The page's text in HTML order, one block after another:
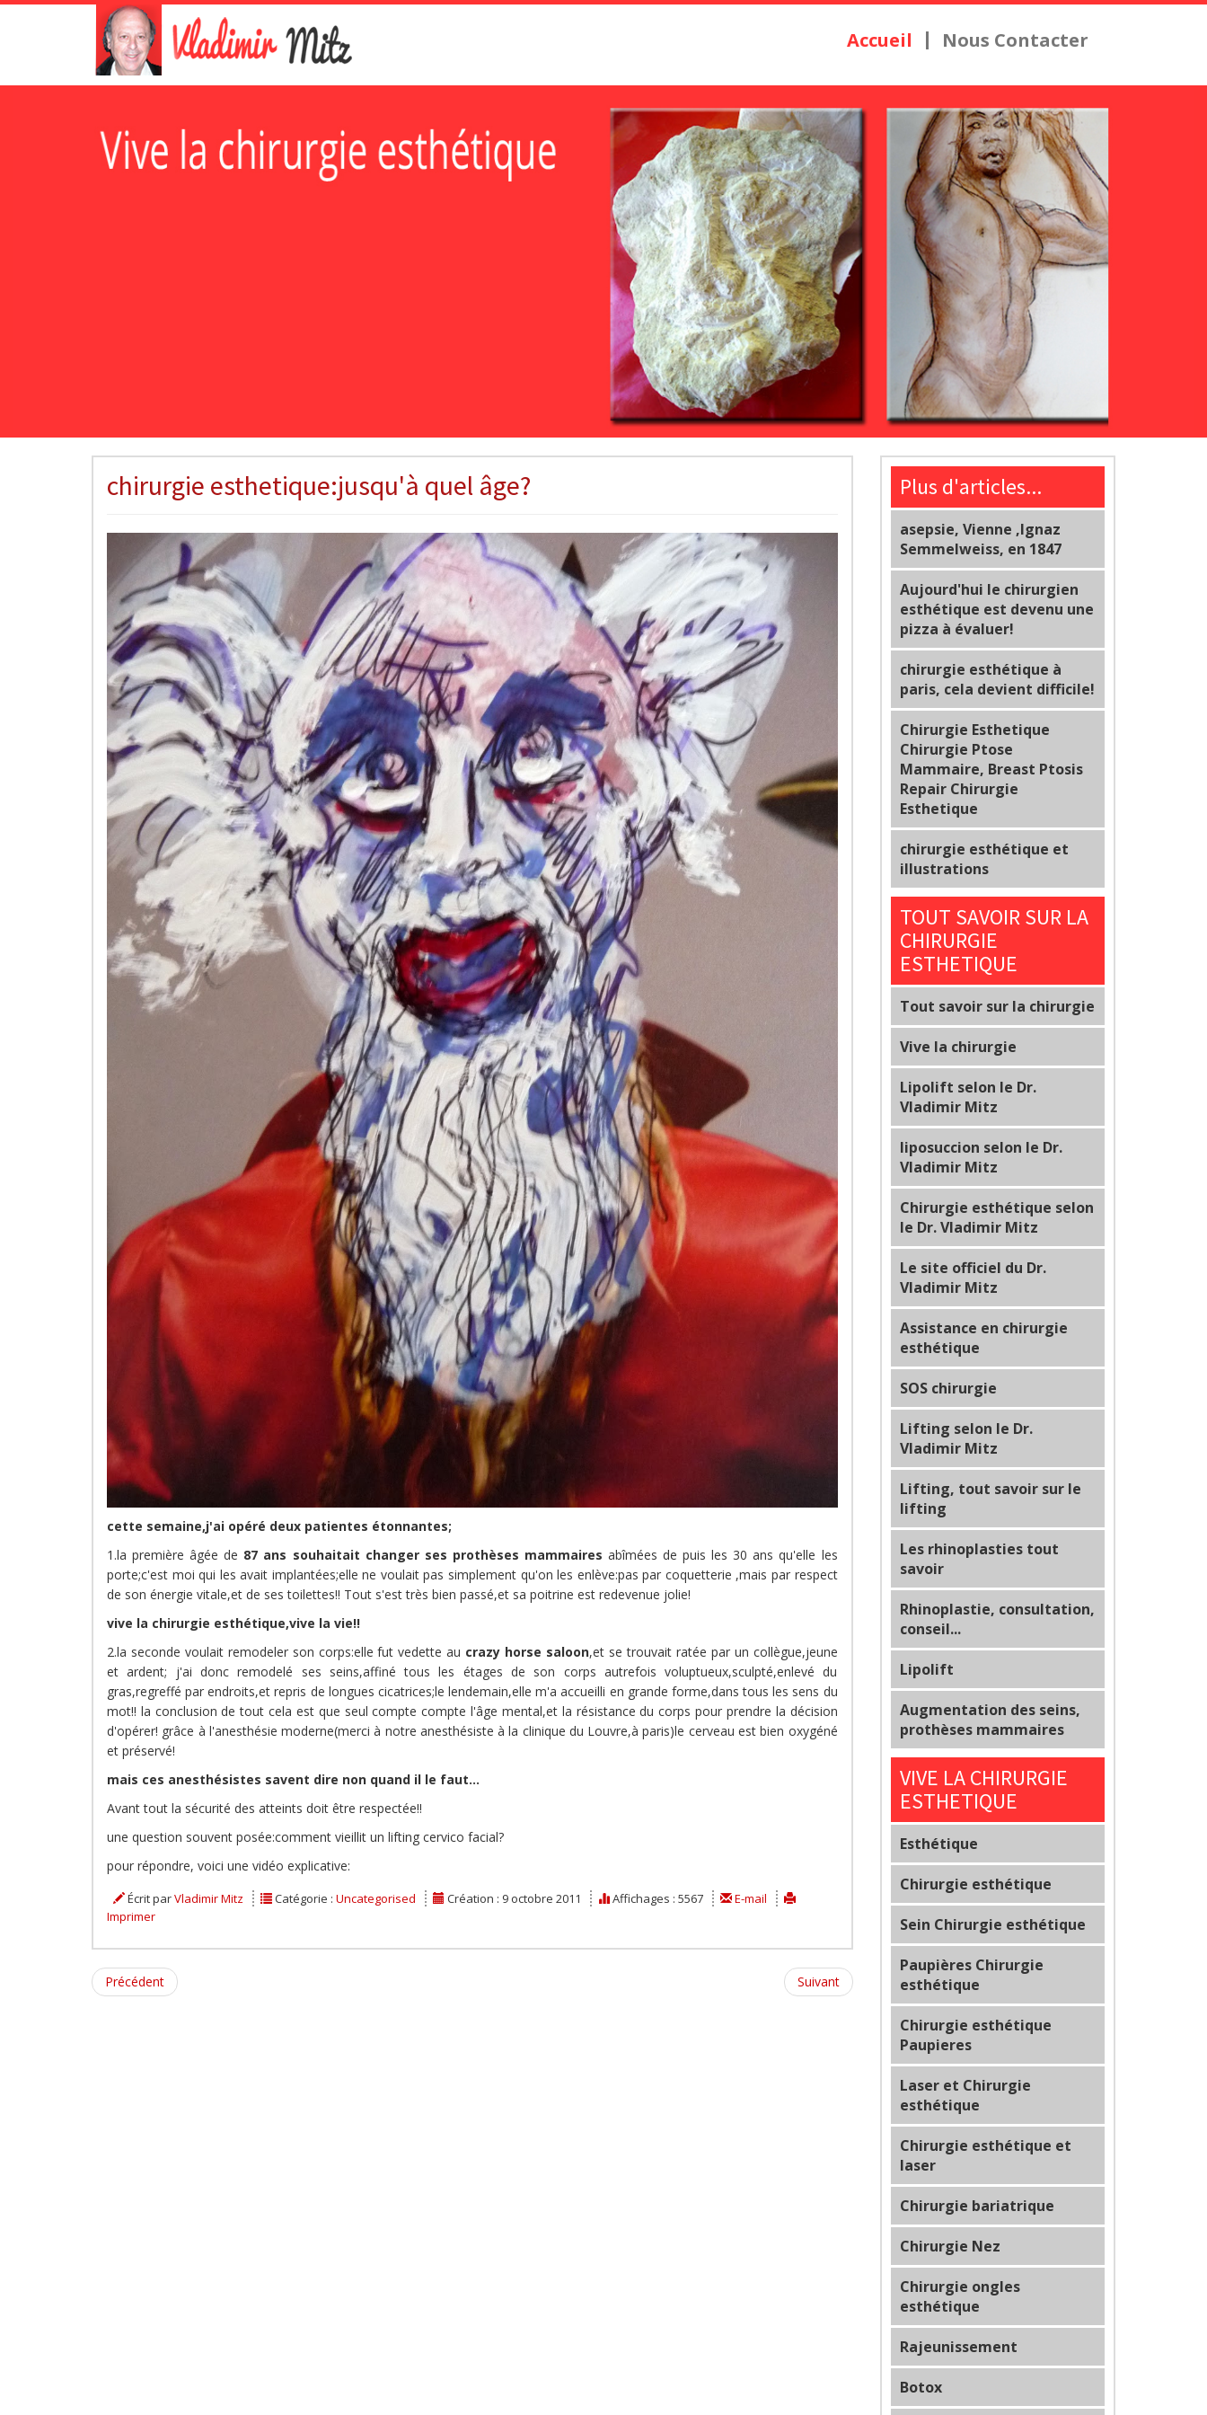
Accueil Nous Contacter
chirurgie esthetique:jusqu'à quel âge?
cette semaine,j'ai opéré deux patientes étonnantes;
1.la première âgée de 87 ans souhaitait changer ses prothèses mammaires abîmées de puis les 30 ans qu'elle les
porte;c'est moi qui les avait implantées;elle ne voulait pas simplement qu'on les enlève:pas par coquetterie ,mais par respect
de son énergie vitale,et de ses toilettes!! Tout s'est très bien passé,et sa poitrine est redevenue jolie!
vive la chirurgie esthétique,vive la vie!!
2.la seconde voulait remodeler son corps:elle fut vedette au crazy horse saloon,et se trouvait ratée par un collègue,jeune
et ardent; j'ai donc remodelé ses seins,affiné tous les étages de son corps autrefois voluptueux,sculpté,enlevé du
gras,regreffé par endroits,et repris de longues cicatrices;le lendemain,elle m'a accueilli en grande forme,dans tous les sens du
mot!! la conclusion de tout cela est que seul compte compte l'âge mental,et la résistance du corps pour prendre la décision
d'opérer! grâce à l'anesthésie moderne(merci à notre anesthésiste à la clinique du Louvre,à paris)le cerveau est bien oxygéné
et préservé!
mais ces anesthésistes savent dire non quand il le faut...
Avant tout la sécurité des atteints doit être respectée!!
une question souvent posée:comment vieillit un lifting cervico facial?
pour répondre, voici une vidéo explicative:
Écrit parVladimir Mitz Catégorie : Uncategorised Création : 9 octobre 2011 Affichages : 5567
E-mail
Imprimer
Précédent Suivant
Plus d'articles...
asepsie, Vienne ,Ignaz
Semmelweiss, en 1847
Aujourd'hui le chirurgien
esthétique est devenu une
pizza à évaluer!
chirurgie esthétique à
paris, cela devient difficile!
Chirurgie Esthetique
Chirurgie Ptose
Mammaire, Breast Ptosis
Repair Chirurgie
Esthetique
chirurgie esthétique et
illustrations
TOUT SAVOIR SUR LA
CHIRURGIE
ESTHETIQUE
Tout savoir sur la chirurgie
Vive la chirurgie
Lipolift selon le Dr.
Vladimir Mitz
liposuccion selon le Dr.
Vladimir Mitz
Chirurgie esthétique selon
le Dr. Vladimir Mitz
Le site officiel du Dr.
Vladimir Mitz
Assistance en chirurgie
esthétique
SOS chirurgie
Lifting selon le Dr.
Vladimir Mitz
Lifting, tout savoir sur le
lifting
Les rhinoplasties tout
savoir
Rhinoplastie, consultation,
conseil...
Lipolift
Augmentation des seins,
prothèses mammaires
VIVE LA CHIRURGIE
ESTHETIQUE
Esthétique
Chirurgie esthétique
Sein Chirurgie esthétique
Paupières Chirurgie
esthétique
Chirurgie esthétique
Paupieres
Laser et Chirurgie
esthétique
Chirurgie esthétique et
laser
Chirurgie bariatrique
Chirurgie Nez
Chirurgie ongles
esthétique
Rajeunissement
Botox